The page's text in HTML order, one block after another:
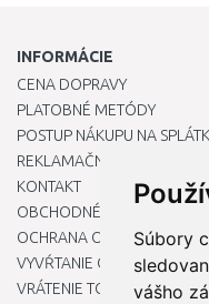
Súbory
vášho
INFORMÁCIE
CENA DOPRAVY
PLATOBNÉ METÓDY
POSTUP NÁKUPU NA
REKLAMAČNÝ PORIADOK
KONTAKT
OBCHODNÉ PODMIENKY
OCHRANA OSOBNÝCH
VYVŔTANIE OTVORU DO
VRÁTENIE TOVARU /